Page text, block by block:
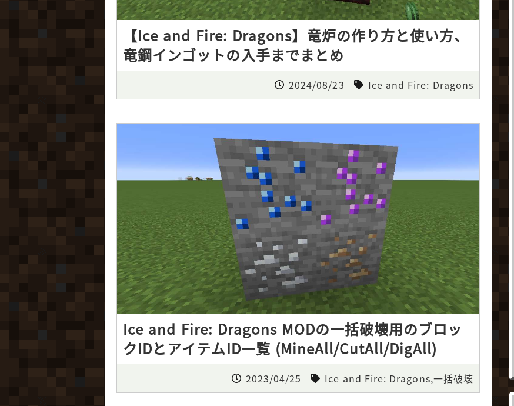
【Ice and Fire: Dragons】竜炉の作り方と使い方、
竜鋼インゴットの入手までまとめ
2024/08/23 Ice and Fire: Dragons
Ice and Fire: Dragons MODの一括破壊用のブロッ
クIDとアイテムID一覧 (MineAll/CutAll/DigAll)
2023/04/25 Ice and Fire: Dragons,一括破壊